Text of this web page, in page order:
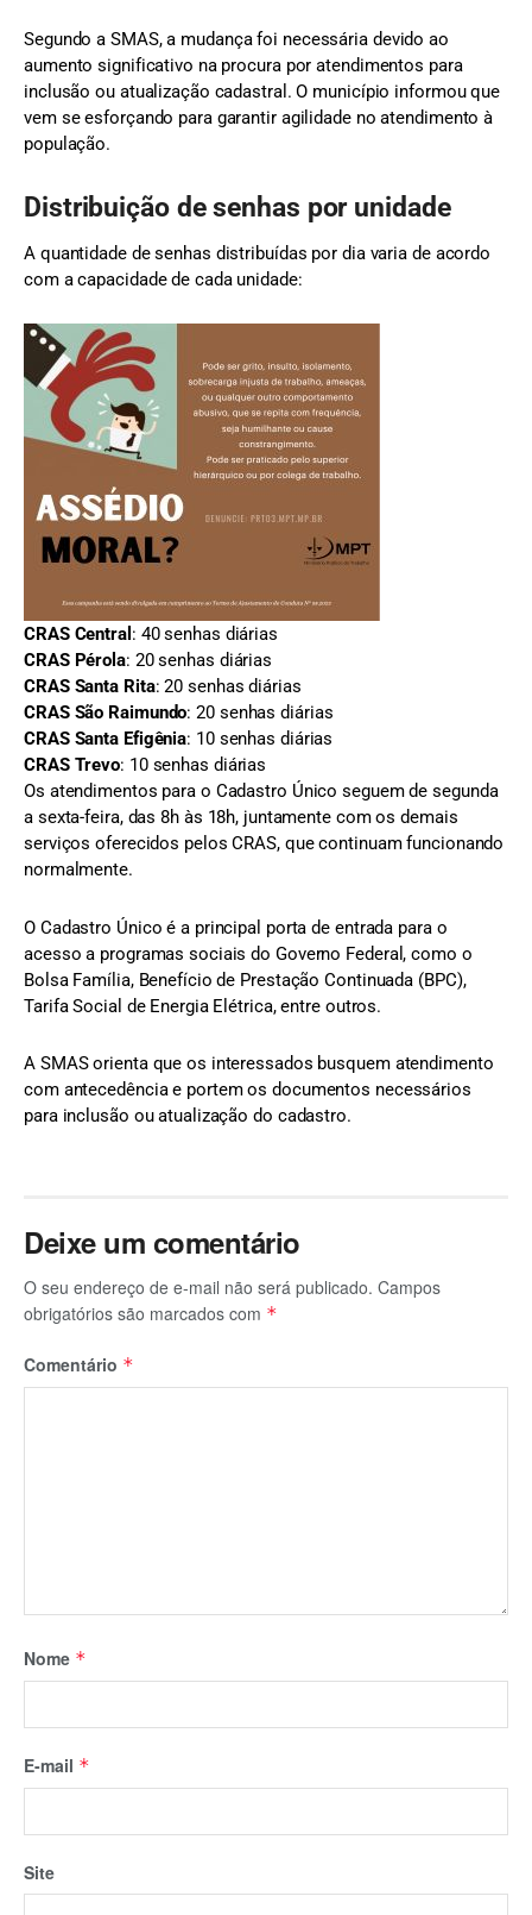
Segundo a SMAS, a mudança foi necessária devido ao
aumento significativo na procura por atendimentos para
inclusão ou atualização cadastral. O município informou que
vem se esforçando para garantir agilidade no atendimento à
população.
Distribuição de senhas por unidade
A quantidade de senhas distribuídas por dia varia de acordo
com a capacidade de cada unidade:
CRAS Central : 40 senhas diárias
CRAS Pérola: 20 senhas diárias
CRAS Santa Rita: 20 senhas diárias
CRAS São Raimundo: 20 senhas diárias
CRAS Santa Efigênia: 10 senhas diárias
CRAS Trevo: 10 senhas diárias
Os atendimentos para o Cadastro Único seguem de segunda
a sexta-feira, das 8h às 18h, juntamente com os demais
serviços oferecidos pelos CRAS, que continuam funcionando
normalmente.
O Cadastro Único é a principal porta de entrada para o
acesso a programas sociais do Governo Federal, como o
Bolsa Família, Benefício de Prestação Continuada (BPC),
Tarifa Social de Energia Elétrica, entre outros.
A SMAS orienta que os interessados busquem atendimento
com antecedência e portem os documentos necessários
para inclusão ou atualização do cadastro.
Deixe um comentário
O seu endereço de e-mail não será publicado. Campos
obrigatórios são marcados com *
Comentário *
Nome *
E-mail *
Site